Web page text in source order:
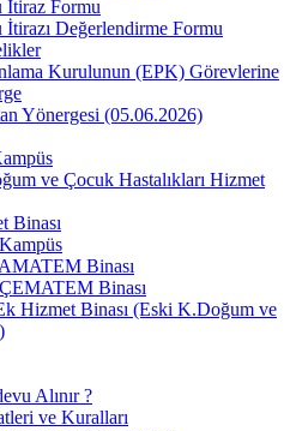
İtiraz Formu
İtirazı Değerlendirme Formu
Kurulunun (EPK) Görevlerine
Yönergesi (05.06.2026)
ve Çocuk Hastalıkları Hizmet
Binası
Binası
Binası
Hizmet Binası (Eski K.Doğum ve
Alınır ?
ve Kuralları